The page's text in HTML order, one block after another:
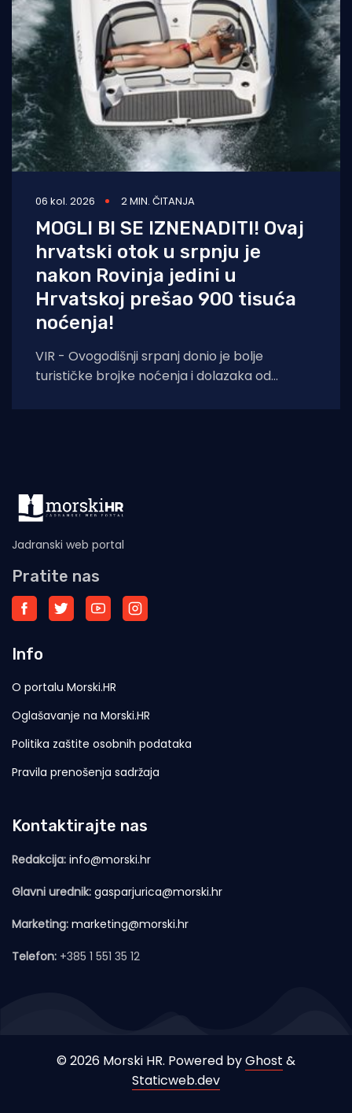
06 kol. 2026 2 MIN. ČITANJA
MOGLI BI SE IZNENADITI! Ovaj
hrvatski otok u srpnju je
nakon Rovinja jedini u
Hrvatskoj prešao 900 tisuća
noćenja!
VIR - Ovogodišnji srpanj donio je bolje
turističke brojke noćenja i dolazaka od
Jadranski web portal
Pratite nas
Info
O portalu Morski.HR
Oglašavanje na Morski.HR
Politika zaštite osobnih podataka
Pravila prenošenja sadržaja
Kontaktirajte nas
Redakcija: info@morski.hr
Glavni urednik: gasparjurica@morski.hr
Marketing: marketing@morski.hr
Telefon: +385 1 551 35 12
© 2026 Morski HR. Powered byGhost &
Staticweb.dev